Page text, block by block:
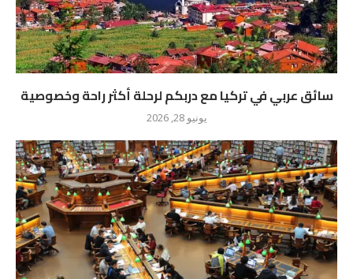
سائق عربي في تركيا مع دربكم لرحلة أكثر راحة وخصوصية
يونيو 28, 2026